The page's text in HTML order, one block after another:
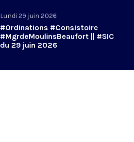
Lundi 29 juin 2026
#Ordinations #Consistoire
#MgrdeMoulinsBeaufort || #SIC
du 29 juin 2026